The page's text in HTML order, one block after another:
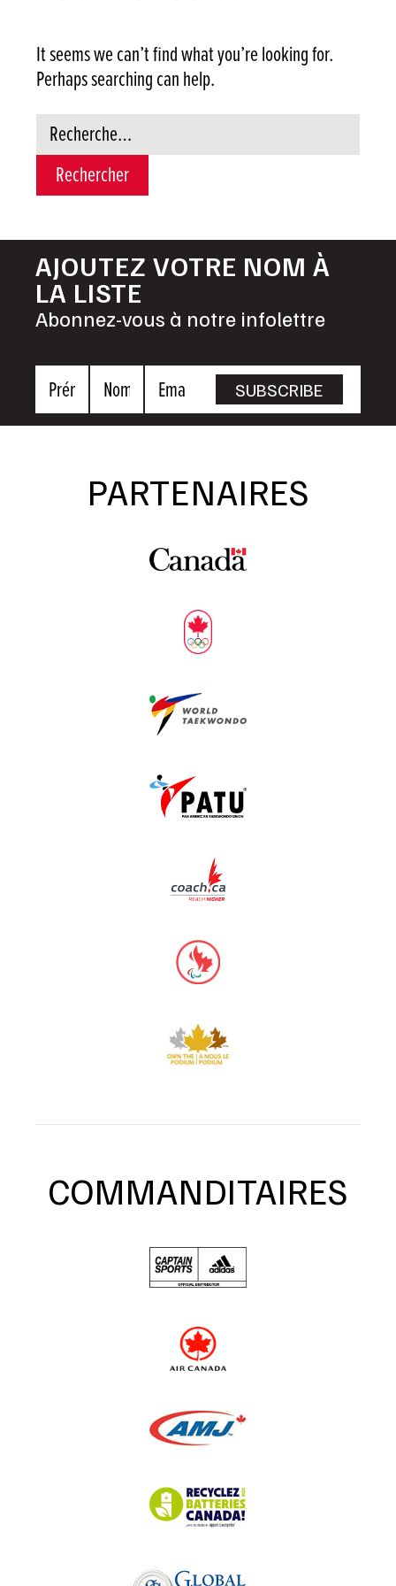
It seems we can’t find what you’re looking for.
Perhaps searching can help.
Rechercher :
AJOUTEZ VOTRE NOM À
LA LISTE
Abonnez-vous à notre infolettre
PrénomNom Email SUBSCRIBE
PARTENAIRES
COMMANDITAIRES